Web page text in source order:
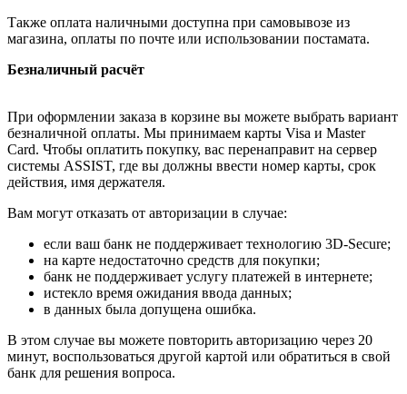
Также оплата наличными доступна при самовывозе из
магазина, оплаты по почте или использовании постамата.
Безналичный расчёт
При оформлении заказа в корзине вы можете выбрать вариант
безналичной оплаты. Мы принимаем карты Visa и Master
Card. Чтобы оплатить покупку, вас перенаправит на сервер
системы ASSIST, где вы должны ввести номер карты, срок
действия, имя держателя.
Вам могут отказать от авторизации в случае:
если ваш банк не поддерживает технологию 3D-Secure;
на карте недостаточно средств для покупки;
банк не поддерживает услугу платежей в интернете;
истекло время ожидания ввода данных;
в данных была допущена ошибка.
В этом случае вы можете повторить авторизацию через 20
минут, воспользоваться другой картой или обратиться в свой
банк для решения вопроса.